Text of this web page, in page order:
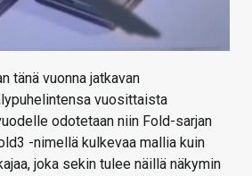
tänä vuonna jatkavan
vuosittaista
odotetaan niin Fold-sarjan
-nimellä kulkevaa mallia kuin
joka sekin tulee näillä näkymin